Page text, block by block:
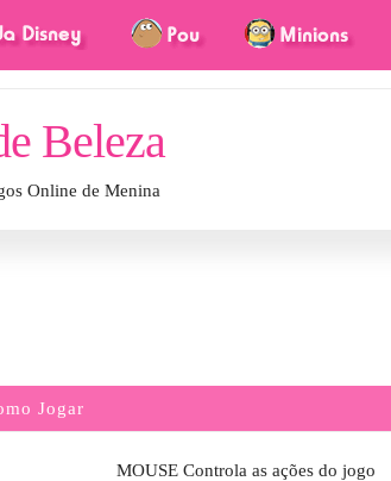
Beleza
Online de Menina
Jogar
MOUSE Controla as ações do jogo